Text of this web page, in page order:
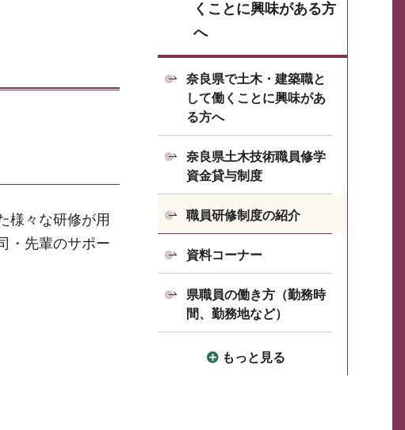
様々な研修が用
・先輩のサポー
くことに興味がある方
へ
奈良県で土木・建築職と
して働くことに興味があ
る方へ
奈良県土木技術職員修学
資金貸与制度
職員研修制度の紹介
資料コーナー
県職員の働き方（勤務時
間、勤務地など）
もっと見る